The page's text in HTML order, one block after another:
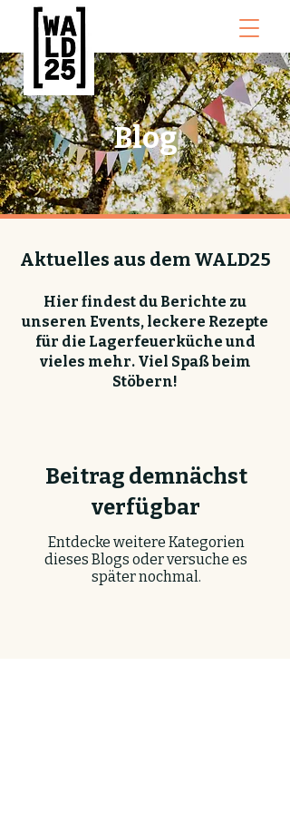
Blog
Aktuelles aus dem WALD25
Hier findest du Berichte zu
unseren Events, leckere Rezepte
für die Lagerfeuerküche und
vieles mehr. Viel Spaß beim
Stöbern!
Beitrag demnächst
verfügbar
Entdecke weitere Kategorien
dieses Blogs oder versuche es
später nochmal.